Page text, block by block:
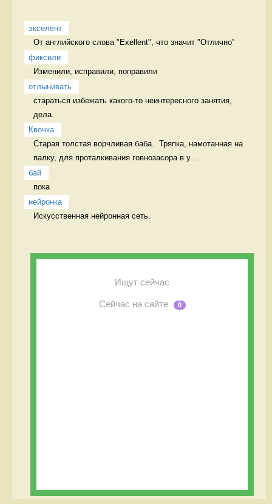
экселент
От английского слова "Exellent", что значит "Отлично"
фиксили
Изменили, исправили, поправили
отлынивать
стараться избежать какого-то неинтересного занятия,
дела.
Квочка
Старая толстая ворчливая баба.  Тряпка, намотанная на
палку, для проталкивания говнозасора в у...
бай
пока
нейронка
Искусственная нейронная сеть.
Ищут сейчас
Сейчас на сайте 0